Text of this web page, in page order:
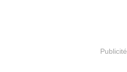
Publicité